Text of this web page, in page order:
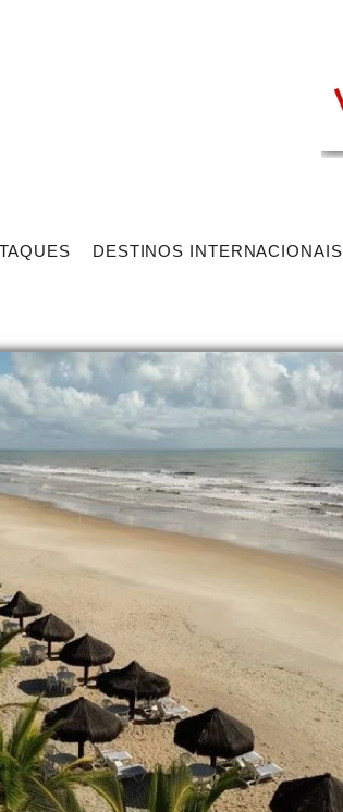
DESTINOS INTERNACIONAIS